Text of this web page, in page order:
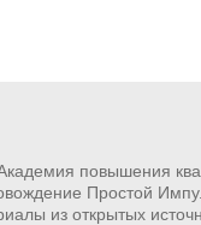
повышения
Простой
из открытых